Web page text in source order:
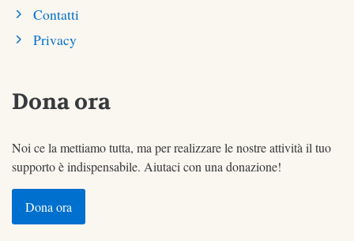
Contatti
Privacy
Dona ora
Noi ce la mettiamo tutta, ma per realizzare le nostre attività il tuo
supporto è indispensabile. Aiutaci con una donazione!
Dona ora